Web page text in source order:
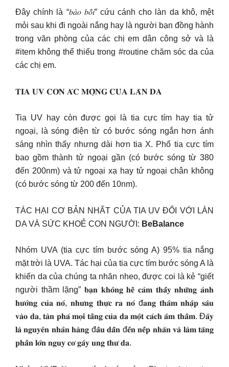
Đây chính là “𝑏𝑎̉𝑜 𝑏𝑜̂́𝑖” cứu cánh cho làn da khô, mệt
mỏi sau khi đi ngoài nắng hay là người bạn đồng hành
trong văn phòng của các chị em dân công sở và là
#item không thể thiếu trong #routine chăm sóc da của
các chị em.
𝐓𝐈𝐀 𝐔𝐕 𝐂𝐎̛𝐍 𝐀́𝐂 𝐌𝐎̣̂𝐍𝐆 𝐂𝐔̉𝐀 𝐋𝐀̀𝐍 𝐃𝐀
Tia UV hay còn được gọi là tia cực tím hay tia tử
ngoại, là sóng điện từ có bước sóng ngắn hơn ánh
sáng nhìn thấy nhưng dài hơn tia X. Phổ tia cực tím
bao gồm thành tử ngoại gần (có bước sóng từ 380
đến 200nm) và tử ngoại xạ hay tử ngoại chân không
(có bước sóng từ 200 đến 10nm).
TÁC HẠI CƠ BẢN NHẤT CỦA TIA UV ĐỐI VỚI LÀN
DA VÀ SỨC KHOẺ CON NGƯỜI: BeBalance
Nhóm UVA (tia cực tím bước sóng A) 95% tia nắng
mặt trời là UVA. Tác hại của tia cực tím bước sóng A là
khiến da của chúng ta nhăn nheo, được coi là kẻ “giết
người thầm lặng” 𝐛𝐚̣𝐧 𝐤𝐡𝐨̂𝐧𝐠 𝐡𝐞̂̀ 𝐜𝐚̉𝐦 𝐭𝐡𝐚̂́𝐲 𝐧𝐡𝐮̛̃𝐧𝐠 𝐚̉𝐧𝐡
𝐡𝐮̛𝐨̛̉𝐧𝐠 𝐜𝐮̉𝐚 𝐧𝐨́, 𝐧𝐡𝐮̛𝐧𝐠 𝐭𝐡𝐮̛̣𝐜 𝐫𝐚 𝐧𝐨́ đ𝐚𝐧𝐠 𝐭𝐡𝐚̂𝐦 𝐧𝐡𝐚̣̂𝐩 𝐬𝐚̂𝐮
𝐯𝐚̀𝐨 𝐝𝐚, 𝐭𝐚̀𝐧 𝐩𝐡𝐚́ 𝐦𝐨̣𝐢 𝐭𝐚̂̀𝐧𝐠 𝐜𝐮̉𝐚 𝐝𝐚 𝐦𝐨̣̂𝐭 𝐜𝐚́𝐜𝐡 𝐚̂𝐦 𝐭𝐡𝐚̂̀𝐦. Đ𝐚̂𝐲
𝐥𝐚̀ 𝐧𝐠𝐮𝐲𝐞̂𝐧 𝐧𝐡𝐚̂𝐧 𝐡𝐚̀𝐧𝐠 đ𝐚̂̀𝐮 𝐝𝐚̂̃𝐧 đ𝐞̂́𝐧 𝐧𝐞̂́𝐩 𝐧𝐡𝐚̆𝐧 𝐯𝐚̀ 𝐥𝐚̀𝐦 𝐭𝐚̆𝐧𝐠
𝐩𝐡𝐚̂̀𝐧 𝐥𝐨̛́𝐧 𝐧𝐠𝐮𝐲 𝐜𝐨̛ 𝐠𝐚̂𝐲 𝐮𝐧𝐠 𝐭𝐡𝐮̛ 𝐝𝐚.